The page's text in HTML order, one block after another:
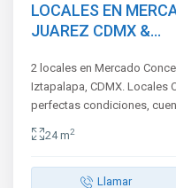
LOCALES EN
JUAREZ CDMX &...
2 locales en Mercado
Iztapalapa, CDMX. Locales
perfectas condiciones,
24 m2
Llamar